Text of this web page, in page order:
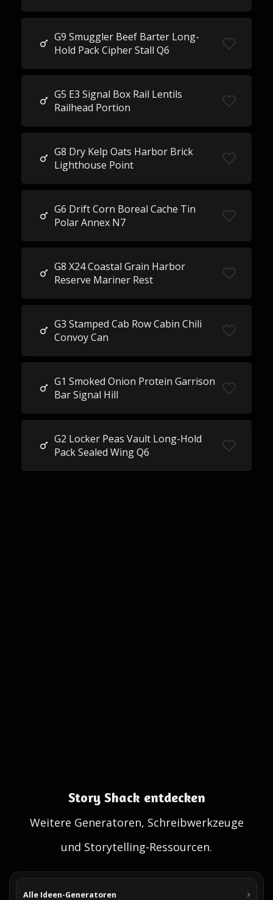
G9 Smuggler Beef Barter Long-
Hold Pack Cipher Stall Q6
G5 E3 Signal Box Rail Lentils
Railhead Portion
G8 Dry Kelp Oats Harbor Brick
Lighthouse Point
G6 Drift Corn Boreal Cache Tin
Polar Annex N7
G8 X24 Coastal Grain Harbor
Reserve Mariner Rest
G3 Stamped Cab Row Cabin Chili
Convoy Can
G1 Smoked Onion Protein Garrison
Bar Signal Hill
G2 Locker Peas Vault Long-Hold
Pack Sealed Wing Q6
Story Shack entdecken
Weitere Generatoren, Schreibwerkzeuge
und Storytelling-Ressourcen.
Alle Ideen-Generatoren